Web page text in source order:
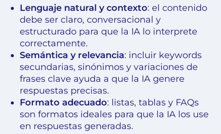
Lenguaje natural y contexto: el contenido
debe ser claro, conversacional y
estructurado para que la IA lo interprete
correctamente.
Semántica y relevancia: incluir keywords
secundarias, sinónimos y variaciones de
frases clave ayuda a que la IA genere
respuestas precisas.
Formato adecuado: listas, tablas y FAQs
son formatos ideales para que la IA los use
en respuestas generadas.